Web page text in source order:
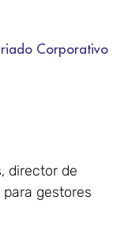
Corporativo
director de
para gestores